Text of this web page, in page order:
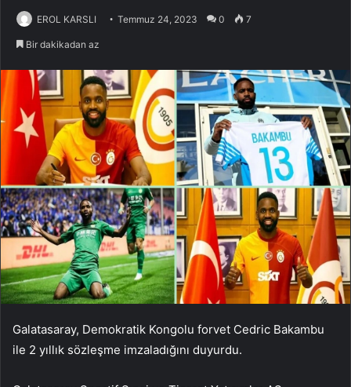
EROL KARSLI Temmuz 24, 2023 0 7
Bir dakikadan az
Galatasaray, Demokratik Kongolu forvet Cedric Bakambu
ile 2 yıllık sözleşme imzaladığını duyurdu.